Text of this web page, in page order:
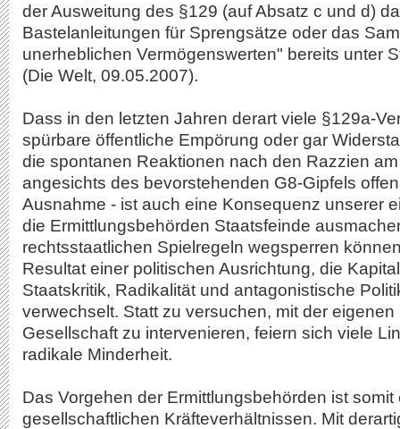
der Ausweitung des §129 (auf Absatz c und d)
Bastelanleitungen für Sprengsätze oder das
unerheblichen Vermögenswerten" bereits unter
(Die Welt, 09.05.2007).
Dass in den letzten Jahren derart viele §129a-
spürbare öffentliche Empörung oder gar
die spontanen Reaktionen nach den Razzien
angesichts des bevorstehenden G8-Gipfels
Ausnahme - ist auch eine Konsequenz unserer
die Ermittlungsbehörden Staatsfeinde
rechtsstaatlichen Spielregeln wegsperren
Resultat einer politischen Ausrichtung, die
Staatskritik, Radikalität und antagonistische
verwechselt. Statt zu versuchen, mit der eigenen
Gesellschaft zu intervenieren, feiern sich viele
radikale Minderheit.
Das Vorgehen der Ermittlungsbehörden ist
gesellschaftlichen Kräfteverhältnissen. Mit